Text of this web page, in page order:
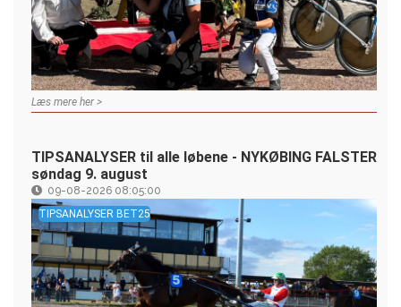
Læs mere her >
TIPSANALYSER til alle løbene - NYKØBING FALSTER
søndag 9. august
09-08-2026 08:05:00
TIPSANALYSER BET25